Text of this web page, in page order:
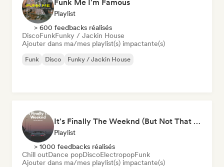
Funk Me I'm Famous
Playlist
> 600 feedbacks réalisés
DiscoFunkFunky / Jackin House
Ajouter dans ma/mes playlist(s) impactante(s)
Funk Disco Funky / Jackin House
It's Finally The Weeknd (But Not That One)
Playlist
> 1000 feedbacks réalisés
Chill outDance popDiscoElectropopFunk
Ajouter dans ma/mes playlist(s) impactante(s)